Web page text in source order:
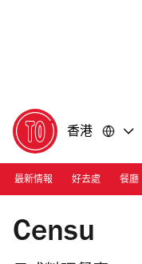
香港
最新情報 好去處 餐廳
Photograph:
Censu